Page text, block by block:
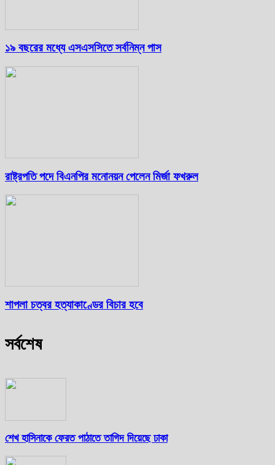
১৯ বছরের মধ্যে এসএসসিতে সর্বনিম্ন পাস
রাষ্ট্রপতি পদে বিএনপির মনোনয়ন পেলেন মির্জা ফখরুল
শাপলা চত্বর হত্যাকাণ্ডের বিচার হবে
সর্বশেষ
শেখ হাসিনাকে ফেরত পাঠাতে তাগিদ দিয়েছে ঢাকা